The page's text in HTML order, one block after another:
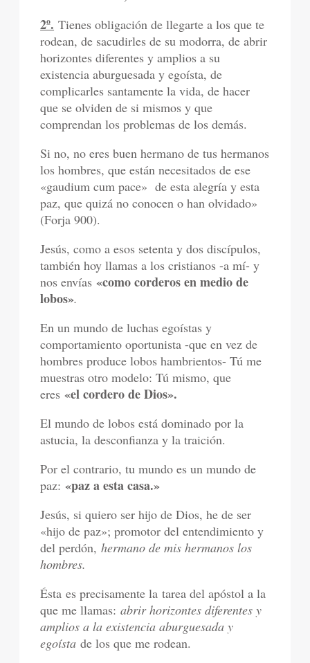
2º. Tienes obligación de llegarte a los que te
rodean, de sacudirles de su modorra, de abrir
horizontes diferentes y amplios a su
existencia aburguesada y egoísta, de
complicarles santamente la vida, de hacer
que se olviden de si mismos y que
comprendan los problemas de los demás.
Si no, no eres buen hermano de tus hermanos
los hombres, que están necesitados de ese
«gaudium cum pace» de esta alegría y esta
paz, que quizá no conocen o han olvidado»
(Forja 900).
Jesús, como a esos setenta y dos discípulos,
también hoy llamas a los cristianos -a mí- y
nos envías«como corderos en medio de
lobos».
En un mundo de luchas egoístas y
comportamiento oportunista -que en vez de
hombres produce lobos hambrientos- Tú me
muestras otro modelo: Tú mismo, que
eres«el cordero de Dios».
El mundo de lobos está dominado por la
astucia, la desconfianza y la traición.
Por el contrario, tu mundo es un mundo de
paz:«paz a esta casa.»
Jesús, si quiero ser hijo de Dios, he de ser
«hijo de paz»; promotor del entendimiento y
del perdón,hermano de mis hermanos los
hombres.
Ésta es precisamente la tarea del apóstol a la
que me llamas:abrir horizontes diferentes y
amplios a la existencia aburguesada y
egoístade los que me rodean.